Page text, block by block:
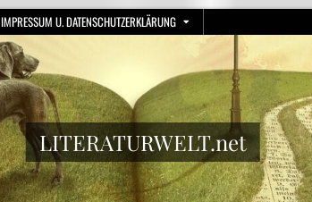
IMPRESSUM U. DATENSCHUTZERKLÄRUNG
LITERATURWELT.net